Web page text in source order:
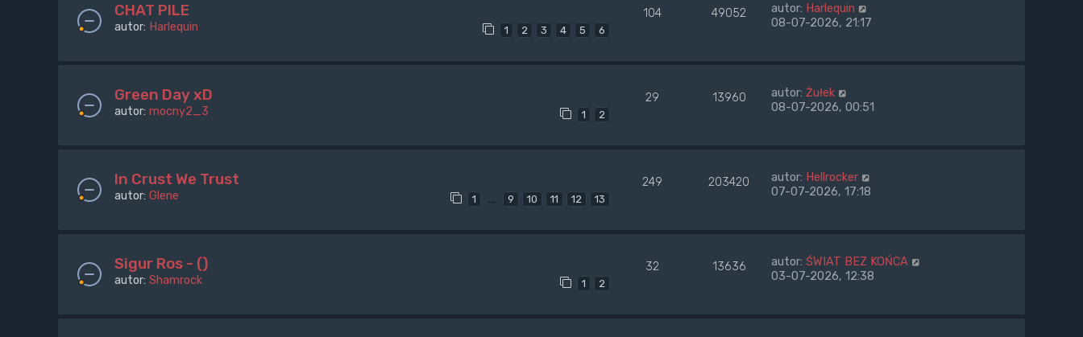
CHAT PILE
autor: Harlequin 1 2 3 4 5 6
104 49052 autor: Harlequin
08-07-2026, 21:17
Green Day xD
autor: mocny2_3 1 2
29 13960 autor: Żułek
08-07-2026, 00:51
In Crust We Trust
autor: Glene 1 … 9 10 11 12 13
249 203420 autor: Hellrocker
07-07-2026, 17:18
Sigur Ros - ()
autor: Shamrock 1 2
32 13636 autor: ŚWIAT BEZ KOŃCA
03-07-2026, 12:38